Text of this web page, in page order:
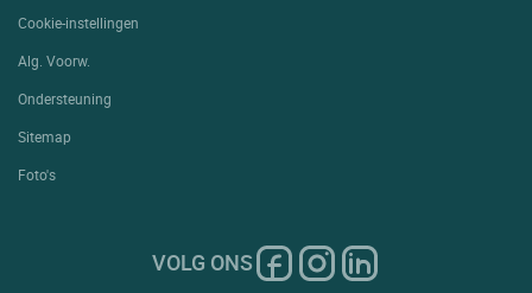
Cookie-instellingen
Alg. Voorw.
Ondersteuning
Sitemap
Foto's
VOLG ONS